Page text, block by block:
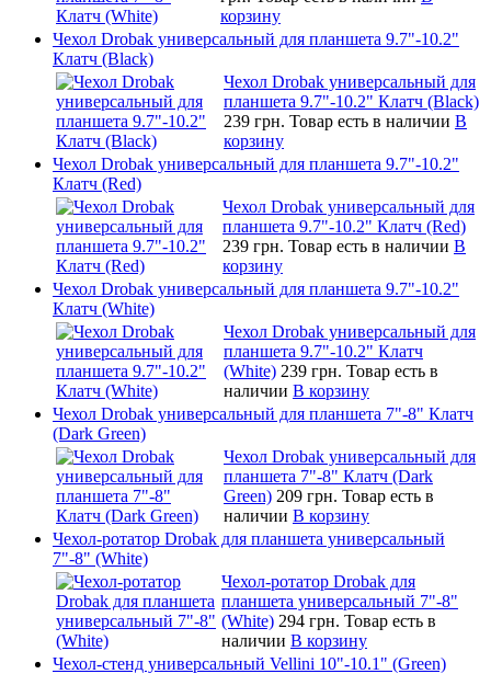
корзину
Чехол Drobak универсальный для планшета 9.7"-10.2"
Клатч (Black)
Чехол Drobak универсальный для
планшета 9.7"-10.2" Клатч (Black)
239 грн. Товар есть в наличии В
корзину
Чехол Drobak универсальный для планшета 9.7"-10.2"
Клатч (Red)
Чехол Drobak универсальный для
планшета 9.7"-10.2" Клатч (Red)
239 грн. Товар есть в наличии В
корзину
Чехол Drobak универсальный для планшета 9.7"-10.2"
Клатч (White)
Чехол Drobak универсальный для
планшета 9.7"-10.2" Клатч
(White) 239 грн. Товар есть в
наличии В корзину
Чехол Drobak универсальный для планшета 7"-8" Клатч
(Dark Green)
Чехол Drobak универсальный для
планшета 7"-8" Клатч (Dark
Green) 209 грн. Товар есть в
наличии В корзину
Чехол-ротатор Drobak для планшета универсальный
7"-8" (White)
Чехол-ротатор Drobak для
планшета универсальный 7"-8"
(White) 294 грн. Товар есть в
наличии В корзину
Чехол-стенд универсальный Vellini 10"-10.1" (Green)